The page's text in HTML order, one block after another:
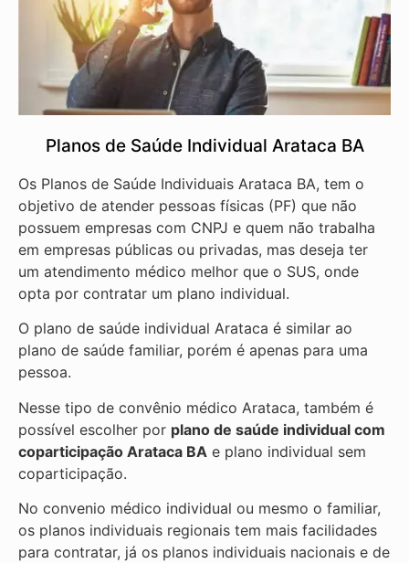
Planos de Saúde Individual Arataca BA
Os Planos de Saúde Individuais Arataca BA, tem o
objetivo de atender pessoas físicas (PF) que não
possuem empresas com CNPJ e quem não trabalha
em empresas públicas ou privadas, mas deseja ter
um atendimento médico melhor que o SUS, onde
opta por contratar um plano individual.
O plano de saúde individual Arataca é similar ao
plano de saúde familiar, porém é apenas para uma
pessoa.
Nesse tipo de convênio médico Arataca, também é
possível escolher por plano de saúde individual com
coparticipação Arataca BA e plano individual sem
coparticipação.
No convenio médico individual ou mesmo o familiar,
os planos individuais regionais tem mais facilidades
para contratar, já os planos individuais nacionais e de